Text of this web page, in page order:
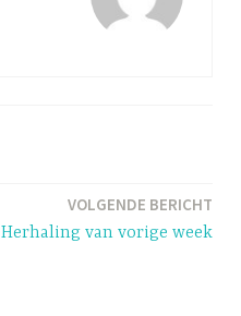
VOLGENDE BERICHT
Herhaling van vorige week